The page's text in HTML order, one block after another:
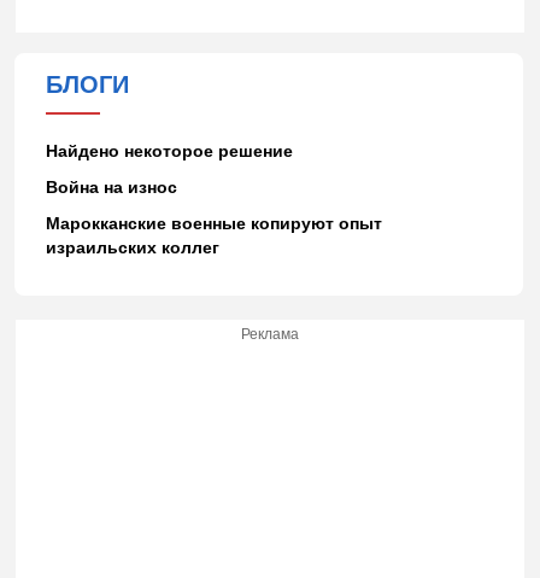
БЛОГИ
Найдено некоторое решение
Война на износ
Марокканские военные копируют опыт
израильских коллег
Реклама